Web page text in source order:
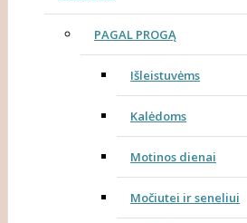
PAGAL PROGĄ
Išleistuvėms
Kalėdoms
Motinos dienai
Močiutei ir seneliui